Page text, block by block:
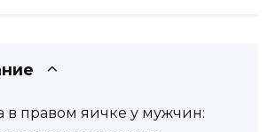
правом яичке у мужчин: